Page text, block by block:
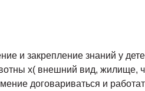
и закрепление знаний у
х( внешний вид, жилище,
договариваться и